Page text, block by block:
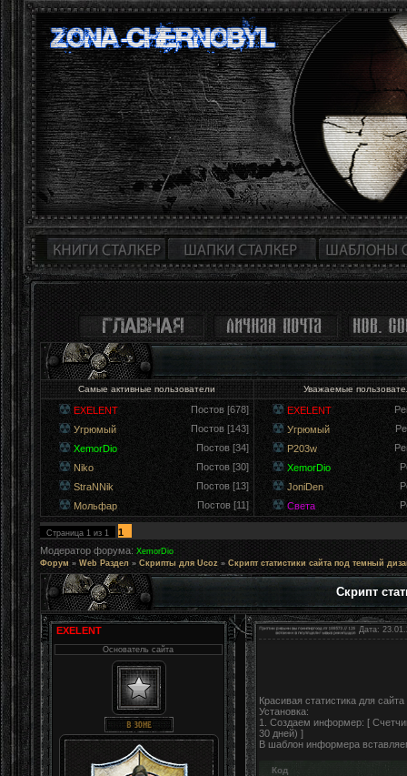
Самые активные пользователи Уважаемые
EXELENT
Постов [678]
Угрюмый
Постов [143]
XemorDio
Постов [34]
Niko
Постов [30]
StraNNik
Постов [13]
Мольфар
Постов [11]
EXELENT
Угрюмый
P203w
XemorDio
JoniDen
Света
Страница 1 из 1
1
Модератор форума: XemorDio
Форум » Web Раздел » Скрипты для Ucoz » Скрипт статистики сайта под темный
Скрипт
EXELENT
Основатель сайта
Дата:
Красивая статистика для
Установка:
1. Создаем информер: [
30 дней) ]
В шаблон информера
Код